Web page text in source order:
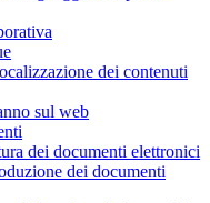
dei contenuti
sul web
dei documenti elettronici
dei documenti